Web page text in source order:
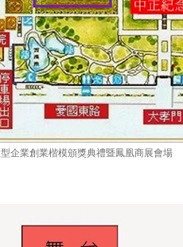
企業創業楷模頒獎典禮暨鳳凰商展會場